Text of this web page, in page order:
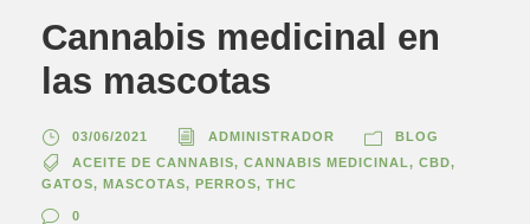
Cannabis medicinal en
las mascotas
03/06/2021 ADMINISTRADOR
BLOG
ACEITE DE CANNABIS, CANNABIS MEDICINAL, CBD,
GATOS, MASCOTAS, PERROS, THC
0